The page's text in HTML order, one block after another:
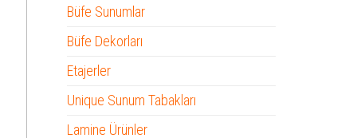
Büfe Sunumlar
Büfe Dekorları
Etajerler
Unique Sunum Tabakları
Lamine Ürünler